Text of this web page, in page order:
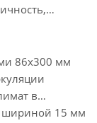
86x300 мм
в
15 мм